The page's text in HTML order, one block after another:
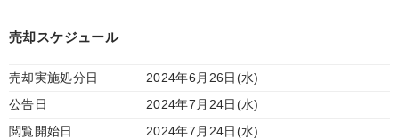
売却スケジュール
売却実施処分日
2024年6月26日(水)
公告日
2024年7月24日(水)
閲覧開始日
2024年7月24日(水)